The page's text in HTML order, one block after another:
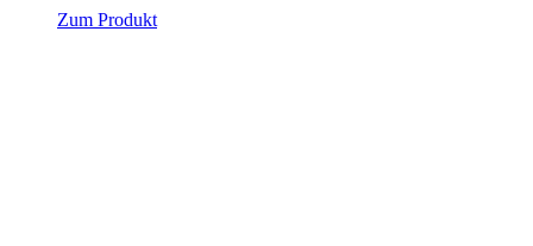
Zum Produkt